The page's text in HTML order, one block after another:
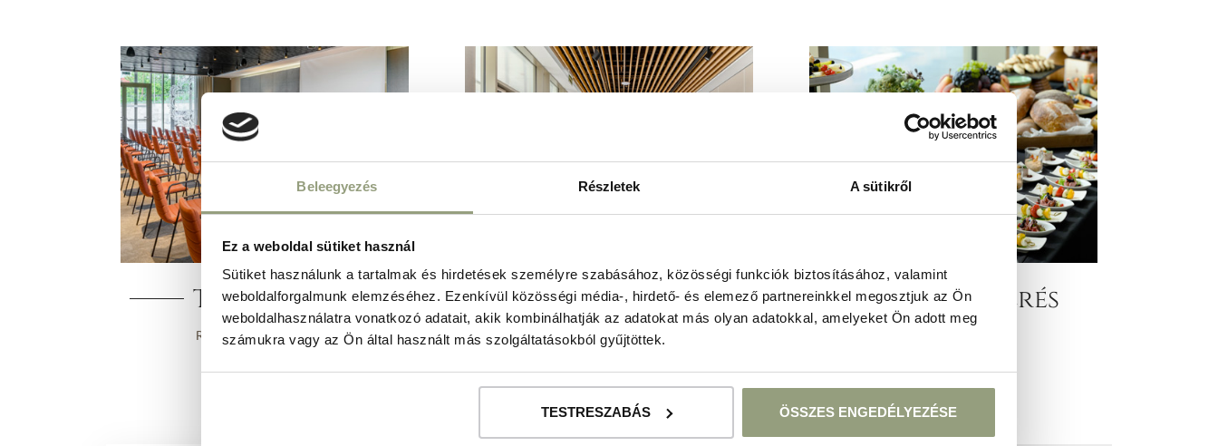
Beleegyezés Részletek A sütikről
Ez a weboldal sütiket használ
Sütiket használunk a tartalmak és hirdetések személyre szabásához, közösségi funkciók biztosításához, valamint
weboldalforgalmunk elemzéséhez. Ezenkívül közösségi média-, hirdető- és elemező partnereinkkel megosztjuk az Ön
weboldalhasználatra vonatkozó adatait, akik kombinálhatják az adatokat más olyan adatokkal, amelyeket Ön adott meg
számukra vagy az Ön által használt más szolgáltatásokból gyűjtöttek.
TESTRESZABÁS ÖSSZES ENGEDÉLYEZÉSE
Termek
RÉSZLETEK
Cégeknek
RÉSZLETEK
Ajánlatkérés